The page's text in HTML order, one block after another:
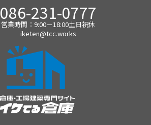
086-231-0777
営業時間：9:00－18:00土日祝休
iketen@tcc.works